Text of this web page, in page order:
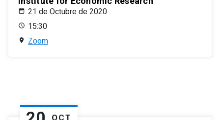
21 de Octubre de 2020
15:30
Zoom
OCT